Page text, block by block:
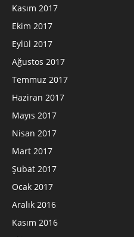
Kasım 2017
Ekim 2017
Eylül 2017
Ağustos 2017
Temmuz 2017
Haziran 2017
Mayıs 2017
Nisan 2017
Mart 2017
Şubat 2017
Ocak 2017
Aralık 2016
Kasım 2016